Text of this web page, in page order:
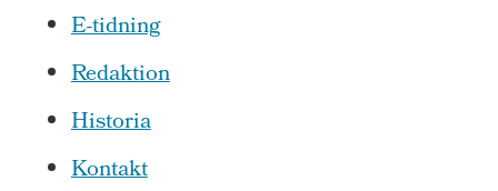
E-tidning
Redaktion
Historia
Kontakt